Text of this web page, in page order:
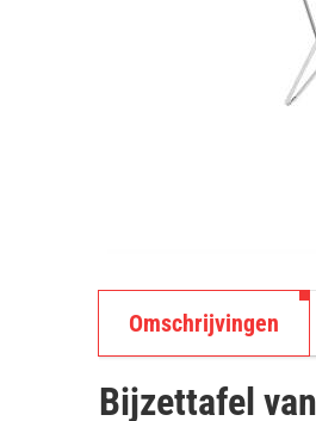
Omschrijvingen
Bijzettafel